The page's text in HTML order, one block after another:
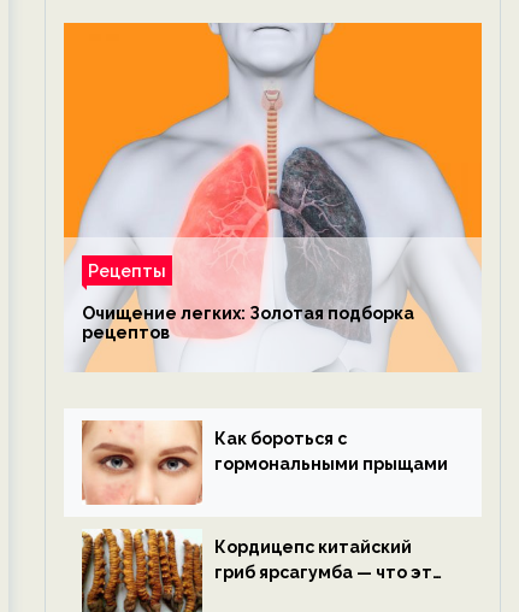
Рецепты
Очищение легких: Золотая подборка
рецептов
Как бороться с
гормональными прыщами
Кордицепс китайский
гриб ярсагумба — что это